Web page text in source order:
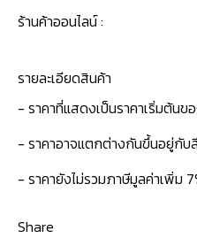
ร้านค้าออนไลน์ :
รายละเอียดสินค้า
- ราคาที่แสดงเป็นราคาเริ่มต้นข
- ราคาอาจแตกต่างกันขึ้นอยู่กับ
- ราคายังไม่รวมภาษีมูลค่าเพิ่ม
Share